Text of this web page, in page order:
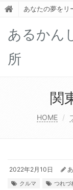
あなたの夢をリ
あるかん
所
関
HOME
2022年2月10日
クルマ つれづ